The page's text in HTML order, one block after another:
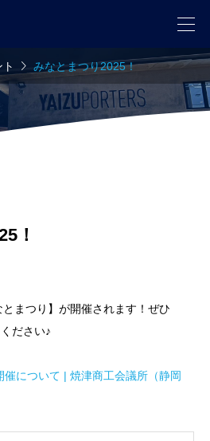
 みなとまつり2025！
！
まつり】が開催されます！ぜひ
ださい♪
について | 焼津商工会議所（静岡